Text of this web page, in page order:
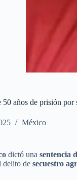
años de prisión por
México
dictó una sentencia
delito de secuestro